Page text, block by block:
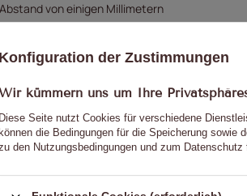
von einigen Millimetern
wie möglich, wobei du beobachtest, ob die
sich die metallischen Partikel zu einem
die Nagelhaut zurück und matte die
um die Nagelplatte zu dehydrieren und die
Konfiguration der Zustimmungen
kümmern uns um Ihre
Diese Seite nutzt Cookies für verschiedene
können die Bedingungen für die Speicherung sowie
den Nutzungsbedingungen und zum